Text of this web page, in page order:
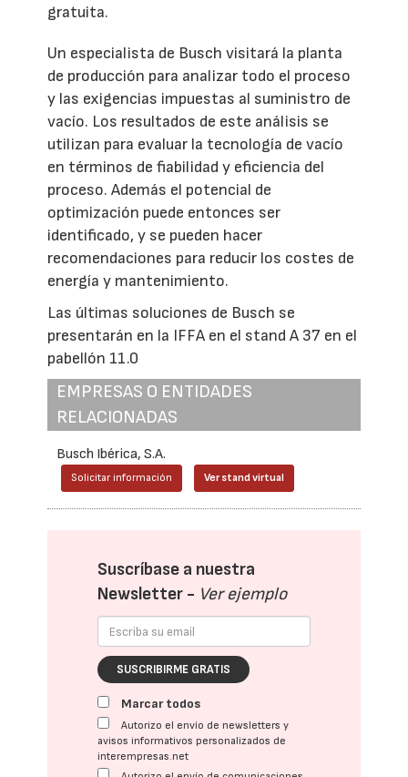
gratuita.
Un especialista de Busch visitará la planta
de producción para analizar todo el proceso
y las exigencias impuestas al suministro de
vacío. Los resultados de este análisis se
utilizan para evaluar la tecnología de vacío
en términos de fiabilidad y eficiencia del
proceso. Además el potencial de
optimización puede entonces ser
identificado, y se pueden hacer
recomendaciones para reducir los costes de
energía y mantenimiento.
Las últimas soluciones de Busch se
presentarán en la IFFA en el stand A 37 en el
pabellón 11.0
EMPRESAS O ENTIDADES
RELACIONADAS
Busch Ibérica, S.A.
Solicitar información Ver stand virtual
Suscríbase a nuestra
Newsletter - Ver ejemplo
SUSCRIBIRME GRATIS
Marcar todos
Autorizo el envío de newsletters y
avisos informativos personalizados de
interempresas.net